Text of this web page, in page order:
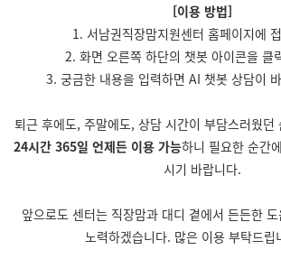
[이용 방법]
1. 서남권직장맘지원센터 홈페이지에
2. 화면 오른쪽 하단의 챗봇 아이콘을 클
3. 궁금한 내용을 입력하면 AI 챗봇 상담이
퇴근 후에도, 주말에도, 상담 시간이 부담스러웠던
24시간 365일 언제든 이용 가능하니 필요한 순간
시기 바랍니다.
앞으로도 센터는 직장맘과 대디 곁에서 든든한
노력하겠습니다. 많은 이용 부탁드립